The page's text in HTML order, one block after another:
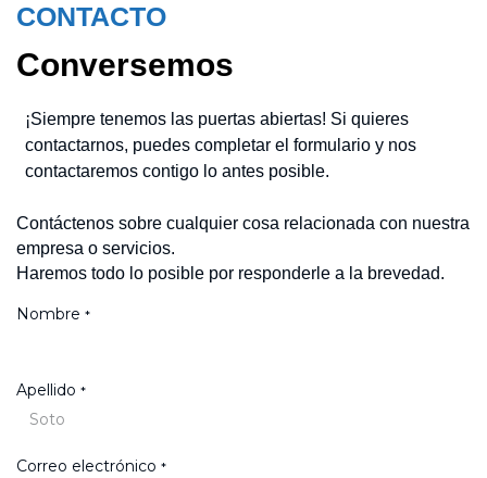
CONTACTO
Conversemos
¡Siempre tenemos las puertas abiertas! Si quieres
contactarnos, puedes completar el formulario y nos
contactaremos contigo lo antes posible.
Contáctenos sobre cualquier cosa relacionada con nuestra
empresa o servicios.
Haremos todo lo posible por responderle a la brevedad.
Nombre *
Apellido *
Correo electrónico *